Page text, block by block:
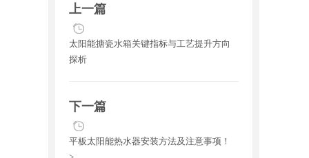
上一篇
太阳能搪瓷水箱关键指标与工艺提升方向
探析
下一篇
平板太阳能热水器安装方法及注意事项！